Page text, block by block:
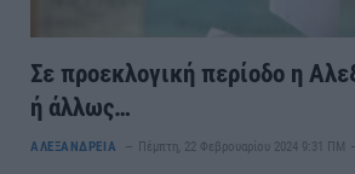
Σε προεκλογική περίοδο η
ή άλλως…
ΑΛΕΞΑΝΔΡΕΙΑ Πέμπτη, 22 Φεβρουαρίου 2024 9:31 ΠΜ